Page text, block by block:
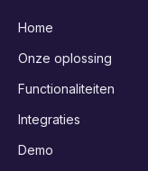
Home
Onze oplossing
Functionaliteiten
Integraties
Demo